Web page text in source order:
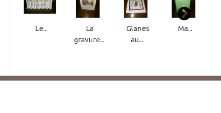
Le...
La
gravure...
Glanes
au...
Ma...